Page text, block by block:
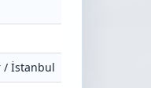
/ İstanbul